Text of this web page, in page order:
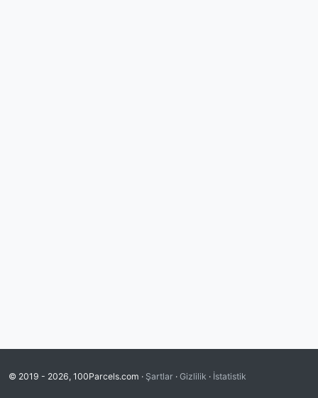
© 2019 - 2026, 100Parcels.com · Şartlar · Gizlilik · İstatistik